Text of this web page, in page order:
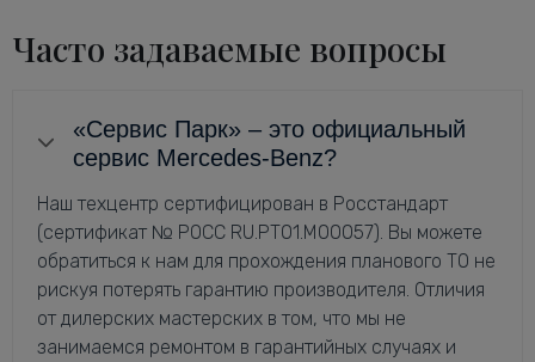
Часто задаваемые вопросы
«Сервис Парк» – это официальный
сервис Mercedes-Benz?
Наш техцентр сертифицирован в Росстандарт
(сертификат № РОСС RU.РТ01.М00057). Вы можете
обратиться к нам для прохождения планового ТО не
рискуя потерять гарантию производителя. Отличия
от дилерских мастерских в том, что мы не
занимаемся ремонтом в гарантийных случаях и